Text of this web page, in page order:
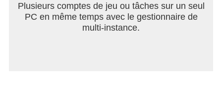
Plusieurs comptes de jeu ou tâches sur un seul
PC en même temps avec le gestionnaire de
multi-instance.